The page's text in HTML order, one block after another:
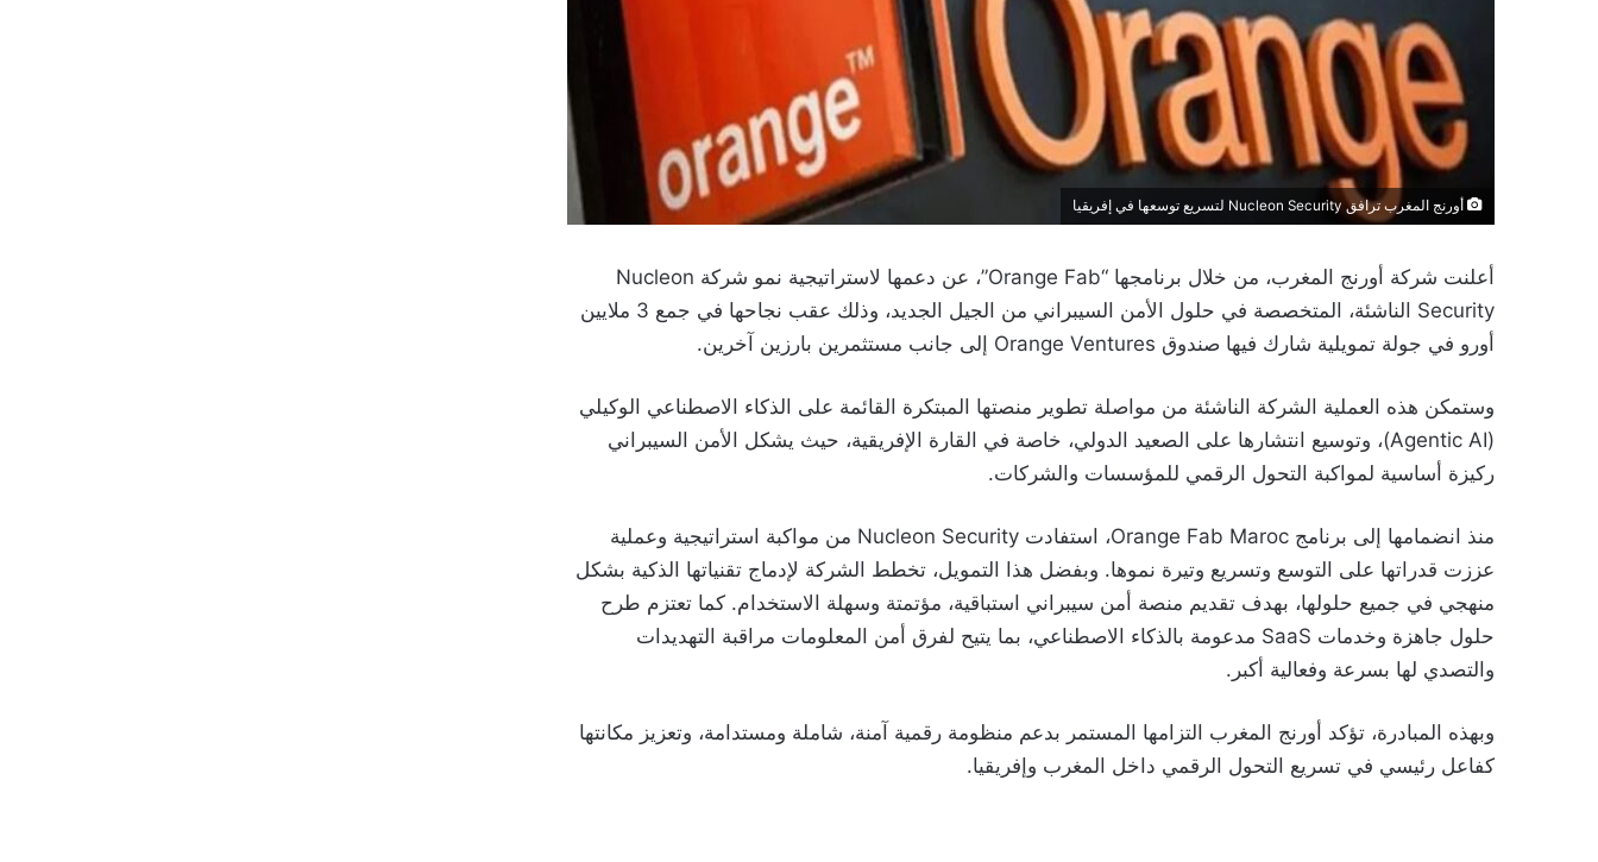
أورنج المغرب ترافق Nucleon Security لتسريع توسعها في إفريقيا
أعلنت شركة أورنج المغرب، من خلال برنامجها “Orange Fab”، عن دعمها لاستراتيجية نمو شركة Nucleon
Security الناشئة، المتخصصة في حلول الأمن السيبراني من الجيل الجديد، وذلك عقب نجاحها في جمع 3 ملايين
أورو في جولة تمويلية شارك فيها صندوق Orange Ventures إلى جانب مستثمرين بارزين آخرين.
وستمكن هذه العملية الشركة الناشئة من مواصلة تطوير منصتها المبتكرة القائمة على الذكاء الاصطناعي الوكيلي
(Agentic AI)، وتوسيع انتشارها على الصعيد الدولي، خاصة في القارة الإفريقية، حيث يشكل الأمن السيبراني
ركيزة أساسية لمواكبة التحول الرقمي للمؤسسات والشركات.
منذ انضمامها إلى برنامج Orange Fab Maroc، استفادت Nucleon Security من مواكبة استراتيجية وعملية
عززت قدراتها على التوسع وتسريع وتيرة نموها. وبفضل هذا التمويل، تخطط الشركة لإدماج تقنياتها الذكية بشكل
منهجي في جميع حلولها، بهدف تقديم منصة أمن سيبراني استباقية، مؤتمتة وسهلة الاستخدام. كما تعتزم طرح
حلول جاهزة وخدمات SaaS مدعومة بالذكاء الاصطناعي، بما يتيح لفرق أمن المعلومات مراقبة التهديدات
والتصدي لها بسرعة وفعالية أكبر.
وبهذه المبادرة، تؤكد أورنج المغرب التزامها المستمر بدعم منظومة رقمية آمنة، شاملة ومستدامة، وتعزيز مكانتها
كفاعل رئيسي في تسريع التحول الرقمي داخل المغرب وإفريقيا.